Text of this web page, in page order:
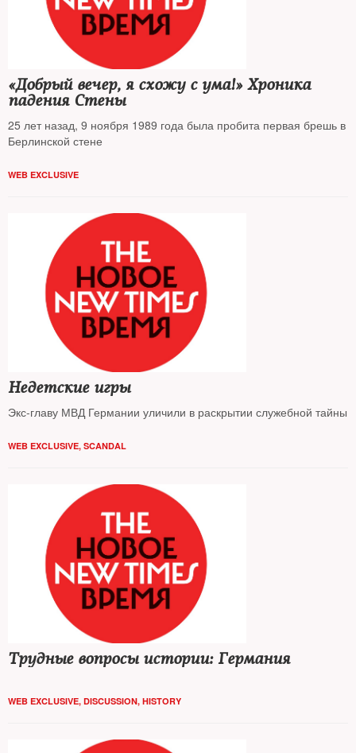
«Добрый вечер, я схожу с ума!» Хроника
падения Стены
25 лет назад, 9 ноября 1989 года была пробита первая брешь в
Берлинской стене
WEB EXCLUSIVE
Недетские игры
Экс-главу МВД Германии уличили в раскрытии служебной тайны
WEB EXCLUSIVE, SCANDAL
Трудные вопросы истории: Германия
WEB EXCLUSIVE, DISCUSSION, HISTORY